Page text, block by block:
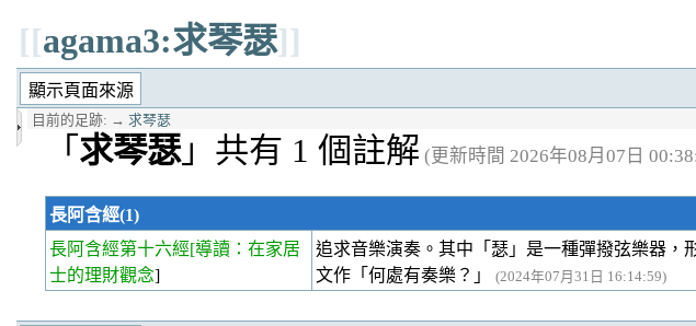
[[agama3:求琴瑟]]
目前的足跡: → 求琴瑟
「 求琴瑟」共有 1 個註解 (更新時間 2026年08月07日
長阿含經(1)
長阿含經第十六經[導讀：在家居
士的理財觀念]
追求音樂演奏。其中「瑟」是一種彈撥弦樂器，
文作「何處有奏樂？」
(2024年07月31日 16:14:59)